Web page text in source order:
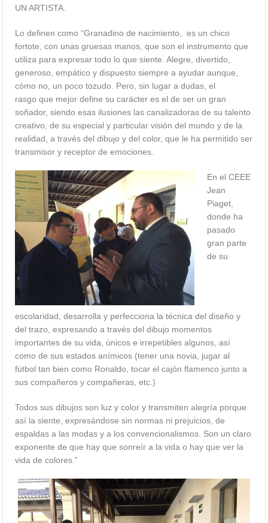
UN ARTISTA.
Lo definen como “Granadino de nacimiento, es un chico
fortote, con unas gruesas manos, que son el instrumento que
utiliza para expresar todo lo que siente. Alegre, divertido,
generoso, empático y dispuesto siempre a ayudar aunque,
cómo no, un poco tozudo. Pero, sin lugar a dudas, el
rasgo que mejor define su carácter es el de ser un gran
soñador, siendo esas ilusiones las canalizadoras de su talento
creativo, de su especial y particular visión del mundo y de la
realidad, a través del dibujo y del color, que le ha permitido ser
transmisor y receptor de emociones.
En el CEEE
Jean
Piaget,
donde ha
pasado
gran parte
de su
escolaridad, desarrolla y perfecciona la técnica del diseño y
del trazo, expresando a través del dibujo momentos
importantes de su vida, únicos e irrepetibles algunos, así
como de sus estados anímicos (tener una novia, jugar al
fútbol tan bien como Ronaldo, tocar el cajón flamenco junto a
sus compañeros y compañeras, etc.)
Todos sus dibujos son luz y color y transmiten alegría porque
así la siente, expresándose sin normas ni prejuicios, de
espaldas a las modas y a los convencionalismos. Son un claro
exponente de que hay que sonreír a la vida o hay que ver la
vida de colores.”